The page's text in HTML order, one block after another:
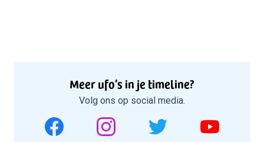
Meer ufo’s in je timeline?
Volg ons op social media.